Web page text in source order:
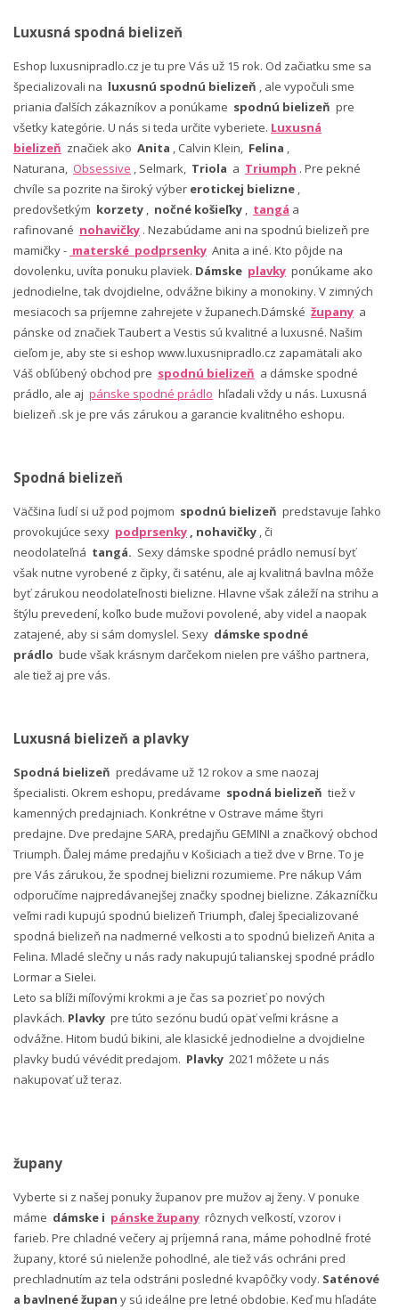
Luxusná spodná bielizeň
Eshop luxusnipradlo.cz je tu pre Vás už 15 rok. Od začiatku sme sa
špecializovali na luxusnú spodnú bielizeň , ale vypočuli sme
priania ďalších zákazníkov a ponúkame spodnú bielizeň pre
všetky kategórie. U nás si teda určite vyberiete. Luxusná
bielizeň značiek ako Anita , Calvin Klein, Felina ,
Naturana, Obsessive , Selmark, Triola a Triumph . Pre pekné
chvíle sa pozrite na široký výber erotickej bielizne ,
predovšetkým korzety , nočné košieľky , tangá a
rafinované nohavičky . Nezabúdame ani na spodnú bielizeň pre
mamičky - materské podprsenky Anita a iné. Kto pôjde na
dovolenku, uvíta ponuku plaviek. Dámske plavky ponúkame ako
jednodielne, tak dvojdielne, odvážne bikiny a monokiny. V zimných
mesiacoch sa príjemne zahrejete v županech.Dámské župany a
pánske od značiek Taubert a Vestis sú kvalitné a luxusné. Našim
cieľom je, aby ste si eshop www.luxusnipradlo.cz zapamätali ako
Váš obľúbený obchod pre spodnú bielizeň a dámske spodné
prádlo, ale aj pánske spodné prádlo hľadali vždy u nás. Luxusná
bielizeň .sk je pre vás zárukou a garancie kvalitného eshopu.
Spodná bielizeň
Väčšina ľudí si už pod pojmom spodnú bielizeň predstavuje ľahko
provokujúce sexy podprsenky , nohavičky , či
neodolateľná tangá. Sexy dámske spodné prádlo nemusí byť
však nutne vyrobené z čipky, či saténu, ale aj kvalitná bavlna môže
byť zárukou neodolateľnosti bielizne. Hlavne však záleží na strihu a
štýlu prevedení, koľko bude mužovi povolené, aby videl a naopak
zatajené, aby si sám domyslel. Sexy dámske spodné
prádlo bude však krásnym darčekom nielen pre vášho partnera,
ale tiež aj pre vás.
Luxusná bielizeň a plavky
Spodná bielizeň predávame už 12 rokov a sme naozaj
špecialisti. Okrem eshopu, predávame spodná bielizeň tiež v
kamenných predajniach. Konkrétne v Ostrave máme štyri
predajne. Dve predajne SARA, predajňu GEMINI a značkový obchod
Triumph. Ďalej máme predajňu v Košiciach a tiež dve v Brne. To je
pre Vás zárukou, že spodnej bielizni rozumieme. Pre nákup Vám
odporučíme najpredávanejšej značky spodnej bielizne. Zákazníčku
veľmi radi kupujú spodnú bielizeň Triumph, ďalej špecializované
spodná bielizeň na nadmerné veľkosti a to spodnú bielizeň Anita a
Felina. Mladé slečny u nás rady nakupujú talianskej spodné prádlo
Lormar a Sielei.
Leto sa blíži míľovými krokmi a je čas sa pozrieť po nových
plavkách. Plavky pre túto sezónu budú opäť veľmi krásne a
odvážne. Hitom budú bikini, ale klasické jednodielne a dvojdielne
plavky budú vévédit predajom. Plavky 2021 môžete u nás
nakupovať už teraz.
župany
Vyberte si z našej ponuky županov pre mužov aj ženy. V ponuke
máme dámske i pánske župany rôznych veľkostí, vzorov i
farieb. Pre chladné večery aj príjemná rana, máme pohodlné froté
župany, ktoré sú nielenže pohodlné, ale tiež vás ochráni pred
prechladnutím az tela odstráni posledné kvapôčky vody. Saténové
a bavlnené župan y sú ideálne pre letné obdobie. Keď mu hľadáte